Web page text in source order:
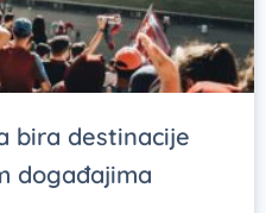
bira destinacije
događajima